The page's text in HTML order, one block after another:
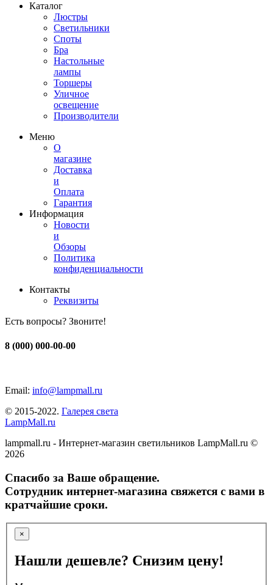
Каталог
Люстры
Светильники
Споты
Бра
Настольные
лампы
Торшеры
Уличное
освещение
Производители
Меню
О
магазине
Доставка
и
Оплата
Гарантия
Информация
Новости
и
Обзоры
Политика
конфиденциальности
Контакты
Реквизиты
Есть вопросы? Звоните!
8 (000) 000-00-00
Email: info@lampmall.ru
© 2015-2022. Галерея света
LampMall.ru
lampmall.ru - Интернет-магазин светильников LampMall.ru ©
2026
Спасибо за Ваше обращение.
Сотрудник интернет-магазина свяжется с вами в
кратчайшие сроки.
×
Нашли дешевле? Снизим цену!